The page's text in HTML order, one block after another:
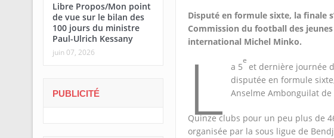
Disputé en formule sixte, la finale
Commission du football des
international Michel Minko.
L a 5
e
et dernière journée
disputée en formule
Anselme Ambonguilat de
Quinze clubs pour un peu plus de
organisée par la sous ligue de
Libre Propos/Mon point
de vue sur le bilan des
100 jours du ministre
Paul-Ulrich Kessany
juin 07, 2026
PUBLICITÉ